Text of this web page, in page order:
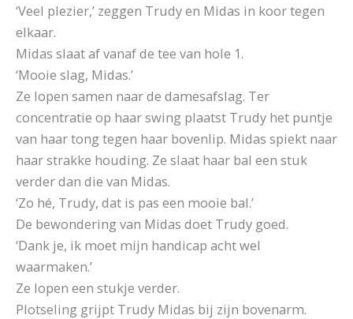
‘Veel plezier,’ zeggen Trudy en Midas in koor tegen
elkaar.
Midas slaat af vanaf de tee van hole 1.
‘Mooie slag, Midas.’
Ze lopen samen naar de damesafslag. Ter
concentratie op haar swing plaatst Trudy het puntje
van haar tong tegen haar bovenlip. Midas spiekt naar
haar strakke houding. Ze slaat haar bal een stuk
verder dan die van Midas.
‘Zo hé, Trudy, dat is pas een mooie bal.’
De bewondering van Midas doet Trudy goed.
‘Dank je, ik moet mijn handicap acht wel
waarmaken.’
Ze lopen een stukje verder.
Plotseling grijpt Trudy Midas bij zijn bovenarm.